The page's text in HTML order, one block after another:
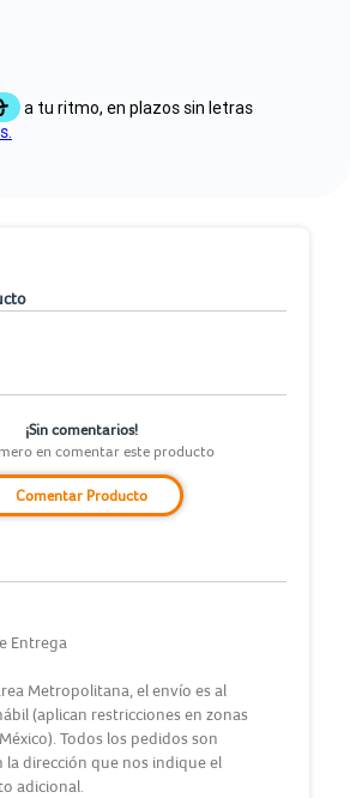
¡Sin comentarios!
en comentar este producto
Comentar Producto
Entrega
Metropolitana, el envío es al
(aplican restricciones en zonas
Todos los pedidos son
la dirección que nos indique el
adicional.